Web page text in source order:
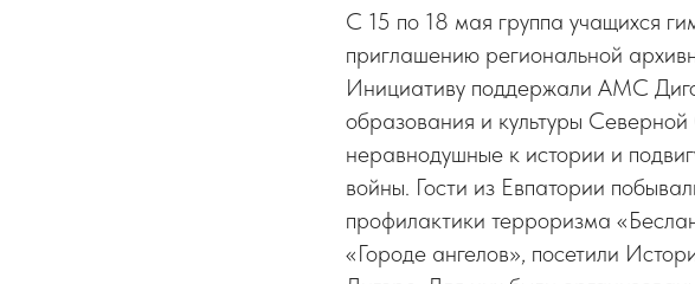
С 15 по 18 мая группа учащихся
приглашению региональной
Инициативу поддержали АМС
образования и культуры
неравнодушные к истории и
войны. Гости из Евпатории
профилактики терроризма
«Городе ангелов», посетили